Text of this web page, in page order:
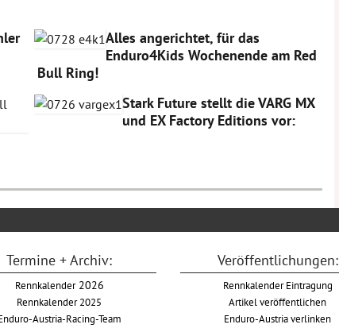
Alles angerichtet, für das
Enduro4Kids Wochenende am Red
Bull Ring!
Stark Future stellt die VARG MX
und EX Factory Editions vor:
Termine + Archiv:
Rennkalender2026
Rennkalender 2025
Austria-Racing-Team
Veröffentlichungen:
Rennkalender Eintragung
Artikel veröffentlichen
Enduro-Austria verlinken